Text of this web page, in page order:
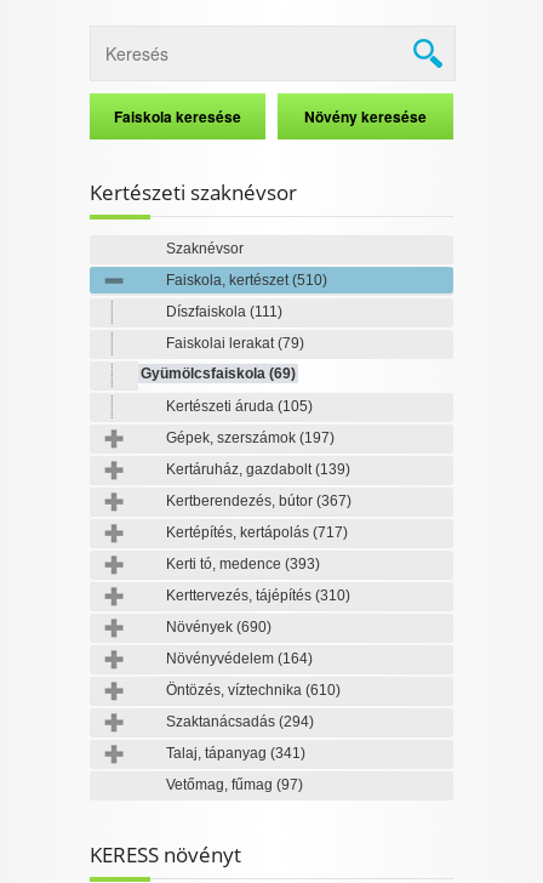
Kertészeti szaknévsor
Szaknévsor
Faiskola, kertészet(510)
Díszfaiskola (111)
Faiskolai lerakat(79)
Gyümölcsfaiskola (69)
Kertészeti áruda (105)
Gépek, szerszámok (197)
Kertáruház, gazdabolt(139)
Kertberendezés, bútor (367)
Kertépítés, kertápolás (717)
Kerti tó, medence (393)
Kerttervezés, tájépítés (310)
Növények (690)
Növényvédelem (164)
Öntözés, víztechnika (610)
Szaktanácsadás (294)
Talaj, tápanyag (341)
Vetőmag, fűmag (97)
KERESS növényt